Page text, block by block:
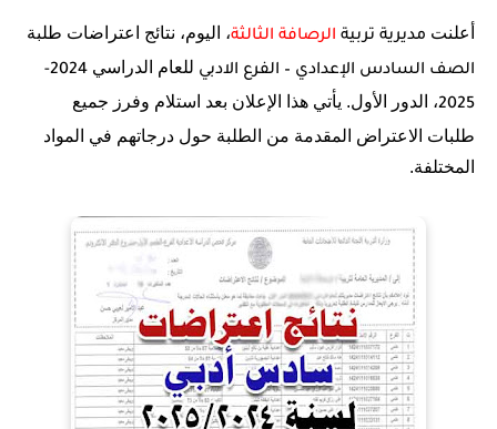
أعلنت مديرية تربية الرصافة الثالثة، اليوم، نتائج اعتراضات طلبة
الصف السادس الإعدادي – الفرع الادبي للعام الدراسي
2024-
2025، الدور الأول. يأتي هذا الإعلان بعد استلام وفرز جميع
طلبات الاعتراض المقدمة من الطلبة حول درجاتهم في المواد
المختلفة.